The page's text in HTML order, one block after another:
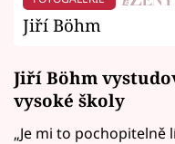
Jiří Böhm
Jiří Böhm
vysoké školy
„Je mi to pochopitelně